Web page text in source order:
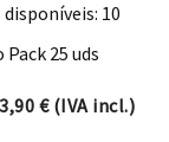
11,19 €
disponíveis: 10
Pack 25 uds
€Price range:
(IVA incl.)